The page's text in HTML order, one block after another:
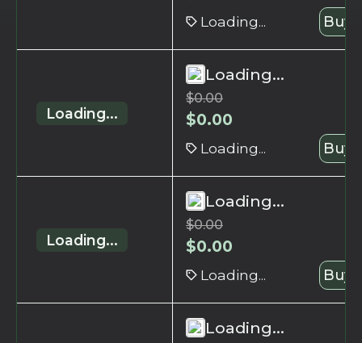
Loading... Buy
Loading...
Loading...
$0.00
$0.00
Loading... Buy
Loading...
Loading...
$0.00
$0.00
Loading... Buy
Loading...